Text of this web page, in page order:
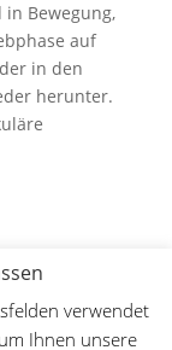
Bewegung,
auf
in den
herunter.
Kopf
– Lilly
verwendet
Ihnen unsere